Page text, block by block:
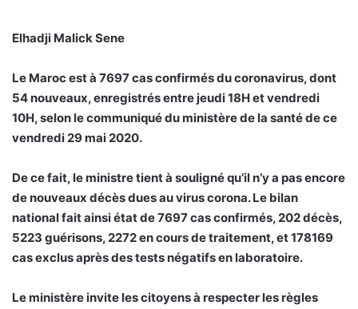
Elhadji Malick Sene
Le Maroc est à 7697 cas confirmés du coronavirus, dont
54 nouveaux, enregistrés entre jeudi 18H et vendredi
10H, selon le communiqué du ministère de la santé de ce
vendredi 29 mai 2020.
De ce fait, le ministre tient à souligné qu’il n’y a pas encore
de nouveaux décès dues au virus corona. Le bilan
national fait ainsi état de 7697 cas confirmés, 202 décès,
5223 guérisons, 2272 en cours de traitement, et 178169
cas exclus après des tests négatifs en laboratoire.
Le ministère invite les citoyens à respecter les règles